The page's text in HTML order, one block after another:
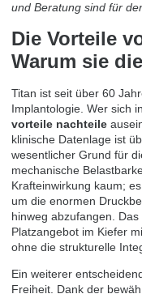
und Beratung sind für
Die Vorteile
Warum sie
Titan ist seit über 60
Implantologie. Wer sich
vorteile nachteile
klinische Datenlage ist
wesentlicher Grund für
mechanische
Krafteinwirkung kaum;
um die enormen
hinweg abzufangen.
Platzangebot im Kiefer
ohne die strukturelle
Ein weiterer
Freiheit. Dank der